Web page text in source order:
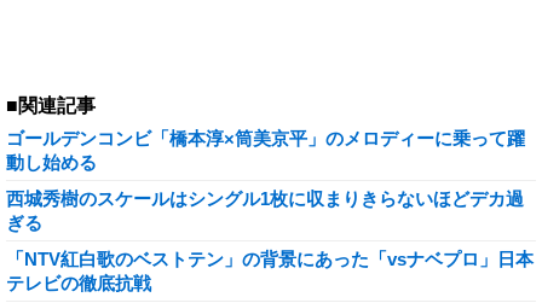
■関連記事
ゴールデンコンビ「橋本淳×筒美京平」のメロディーに乗って躍
動し始める
西城秀樹のスケールはシングル1枚に収まりきらないほどデカ過
ぎる
「NTV紅白歌のベストテン」の背景にあった「vsナベプロ」日本
テレビの徹底抗戦